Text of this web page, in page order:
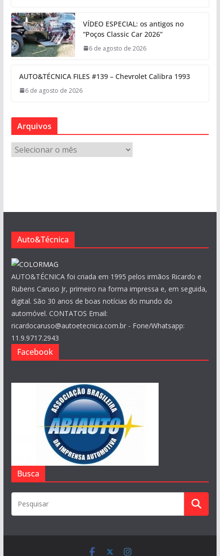
VÍDEO ESPECIAL: os antigos no
“Poços Classic Car 2026”
6 de agosto de 2026
AUTO&TÉCNICA FILES #139 – Chevrolet Calibra 1993
6 de agosto de 2026
Arquivos
r
s
Auto&Técnica
AUTO&TÉCNICA foi criada em 1995 pelos irmãos Ricardo e
Rubens Caruso Jr, primeiro na forma impressa e, em seguida,
digital. São 30 anos de boas notícias do mundo do
automóvel. CONTATOS Email:
ricardocaruso@autoetecnica.com.br - Fone/Whatsapp:
11.9.9717.2943
Facebook
Busca